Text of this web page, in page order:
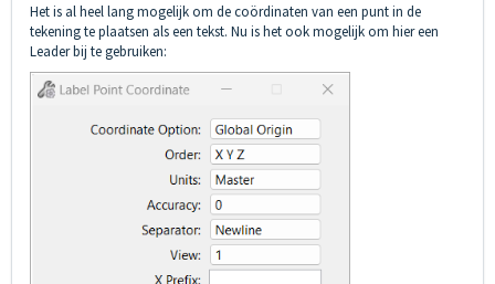
Het is al heel lang mogelijk om de coördinaten van een punt in de
tekening te plaatsen als een tekst. Nu is het ook mogelijk om hier een
Leader bij te gebruiken: